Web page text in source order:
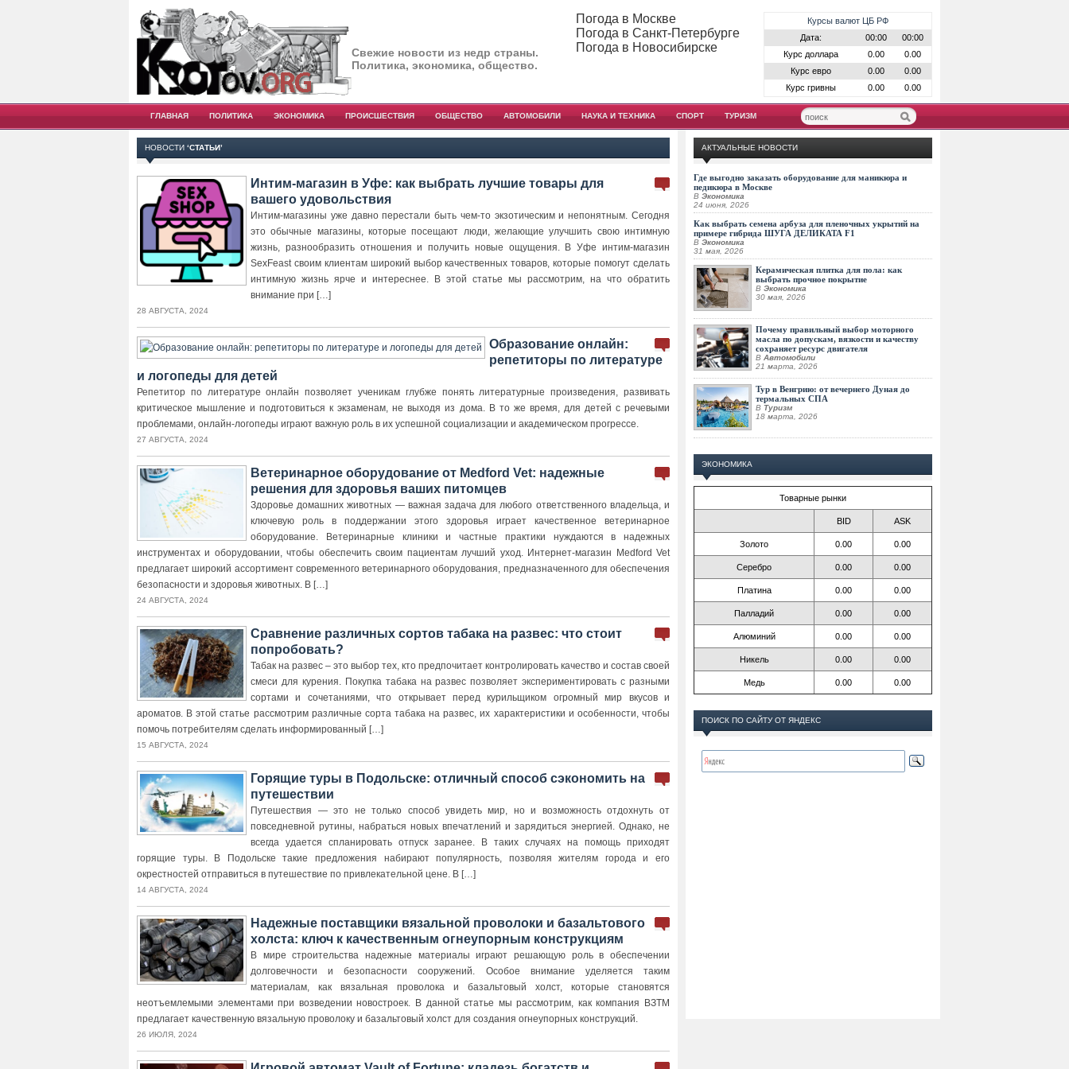
Свежие новости из недр страны.
Политика, экономика, общество.
Курсы валют ЦБ РФ
Дата:
00:00
00:00
Курс доллара
0.00
0.00
Курс евро
0.00
0.00
Курс гривны
0.00 0.00
Погода в Москве
Погода в Санкт-Петербурге
Погода в Новосибирске
ГЛАВНАЯ ПОЛИТИКА ЭКОНОМИКА ПРОИСШЕСТВИЯ ОБЩЕСТВО АВТОМОБИЛИ НАУКА И ТЕХНИКА СПОРТ ТУРИЗМ
НОВОСТИ ‘СТАТЬИ’
Интим-магазин в Уфе: как выбрать лучшие товары для
вашего удовольствия
Интим-магазины уже давно перестали быть чем-то экзотическим и непонятным. Сегодня
это обычные магазины, которые посещают люди, желающие улучшить свою интимную
жизнь, разнообразить отношения и получить новые ощущения. В Уфе интим-магазин
SexFeast своим клиентам широкий выбор качественных товаров, которые помогут сделать
интимную жизнь ярче и интереснее. В этой статье мы рассмотрим, на что обратить
внимание при […]
28 АВГУСТА, 2024
Образование онлайн:
репетиторы по литературе
и логопеды для детей
Репетитор по литературе онлайн позволяет ученикам глубже понять литературные произведения, развивать
критическое мышление и подготовиться к экзаменам, не выходя из дома. В то же время, для детей с речевыми
проблемами, онлайн-логопеды играют важную роль в их успешной социализации и академическом прогрессе.
27 АВГУСТА, 2024
Ветеринарное оборудование от Medford Vet: надежные
решения для здоровья ваших питомцев
Здоровье домашних животных — важная задача для любого ответственного владельца, и
ключевую роль в поддержании этого здоровья играет качественное ветеринарное
оборудование. Ветеринарные клиники и частные практики нуждаются в надежных
инструментах и оборудовании, чтобы обеспечить своим пациентам лучший уход. Интернет-магазин Medford Vet
предлагает широкий ассортимент современного ветеринарного оборудования, предназначенного для обеспечения
безопасности и здоровья животных. В […]
24 АВГУСТА, 2024
Сравнение различных сортов табака на развес: что стоит
попробовать?
Табак на развес – это выбор тех, кто предпочитает контролировать качество и состав своей
смеси для курения. Покупка табака на развес позволяет экспериментировать с разными
сортами и сочетаниями, что открывает перед курильщиком огромный мир вкусов и
ароматов. В этой статье рассмотрим различные сорта табака на развес, их характеристики и особенности, чтобы
помочь потребителям сделать информированный […]
15 АВГУСТА, 2024
Горящие туры в Подольске: отличный способ сэкономить на
путешествии
Путешествия — это не только способ увидеть мир, но и возможность отдохнуть от
повседневной рутины, набраться новых впечатлений и зарядиться энергией. Однако, не
всегда удается спланировать отпуск заранее. В таких случаях на помощь приходят
горящие туры. В Подольске такие предложения набирают популярность, позволяя жителям города и его
окрестностей отправиться в путешествие по привлекательной цене. В […]
14 АВГУСТА, 2024
Надежные поставщики вязальной проволоки и базальтового
холста: ключ к качественным огнеупорным конструкциям
В мире строительства надежные материалы играют решающую роль в обеспечении
долговечности и безопасности сооружений. Особое внимание уделяется таким
материалам, как вязальная проволока и базальтовый холст, которые становятся
неотъемлемыми элементами при возведении новостроек. В данной статье мы рассмотрим, как компания ВЗТМ
предлагает качественную вязальную проволоку и базальтовый холст для создания огнеупорных конструкций.
26 ИЮЛЯ, 2024
АКТУАЛЬНЫЕ НОВОСТИ
Где выгодно заказать оборудование для маникюра и
педикюра в Москве
В Экономика
24 июня, 2026
Как выбрать семена арбуза для пленочных укрытий на
примере гибрида ШУГА ДЕЛИКАТА F1
В Экономика
31 мая, 2026
Керамическая плитка для пола: как
выбрать прочное покрытие
В Экономика
30 мая, 2026
Почему правильный выбор моторного
масла по допускам, вязкости и качеству
сохраняет ресурс двигателя
В Автомобили
21 марта, 2026
Тур в Венгрию: от вечернего Дуная до
термальных СПА
В Туризм
18 марта, 2026
ЭКОНОМИКА
Товарные рынки
BID ASK
Золото 0.00 0.00
Серебро 0.00 0.00
Платина 0.00 0.00
Палладий 0.00 0.00
Алюминий 0.00 0.00
Никель 0.00 0.00
Медь 0.00 0.00
ПОИСК ПО САЙТУ ОТ ЯНДЕКС